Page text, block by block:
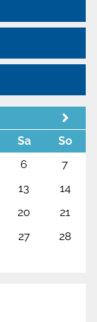
Sa
So
6
7
13
14
20
21
27
28